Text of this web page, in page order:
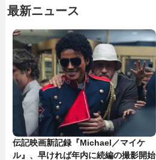
最新ニュース
伝記映画新記録『Michael／マイケ
ル』、早ければ年内に続編の撮影開始